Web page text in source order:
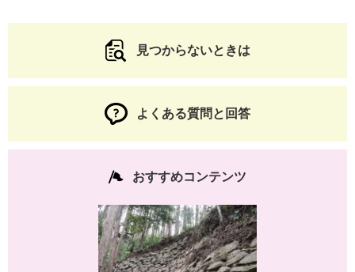
見つからないときは
よくある質問と回答
おすすめコンテンツ